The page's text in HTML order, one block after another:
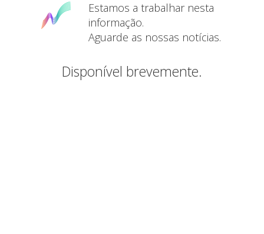
Estamos a trabalhar nesta
informação.
Aguarde as nossas notícias.
Disponível brevemente.